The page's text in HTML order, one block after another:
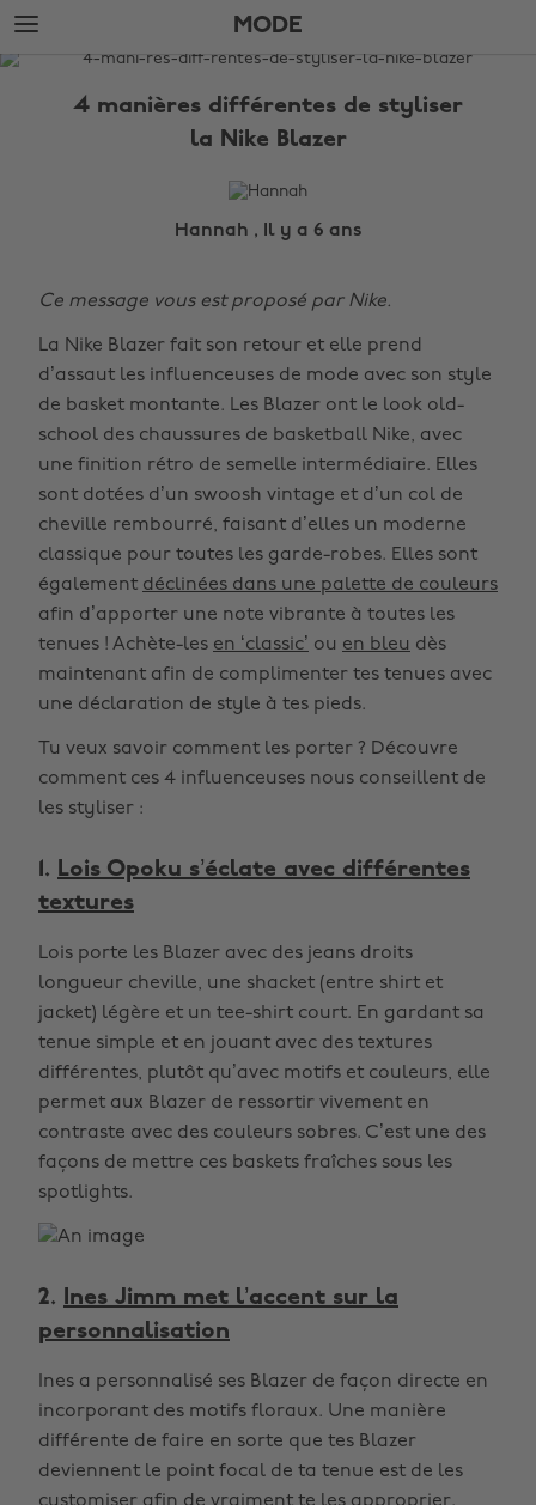
Accéder
directement
au
Accéder
directement
au
MODE
LE
4 manières différentes de styliser
la Nike Blazer
Hannah , Il y a 6 ans
Ce message vous est proposé par Nike.
La Nike Blazer fait son retour et elle prend
d’assaut les influenceuses de mode avec son style
de basket montante. Les Blazer ont le look old-
school des chaussures de basketball Nike, avec
une finition rétro de semelle intermédiaire. Elles
sont dotées d’un swoosh vintage et d’un col de
cheville rembourré, faisant d’elles un moderne
classique pour toutes les garde-robes. Elles sont
également déclinées dans une palette de couleurs
afin d’apporter une note vibrante à toutes les
tenues ! Achète-les en ‘classic’ ou en bleu dès
maintenant afin de complimenter tes tenues avec
une déclaration de style à tes pieds.
Tu veux savoir comment les porter ? Découvre
comment ces 4 influenceuses nous conseillent de
les styliser :
1. Lois Opoku s’éclate avec différentes
textures
Lois porte les Blazer avec des jeans droits
longueur cheville, une shacket (entre shirt et
jacket) légère et un tee-shirt court. En gardant sa
tenue simple et en jouant avec des textures
différentes, plutôt qu’avec motifs et couleurs, elle
permet aux Blazer de ressortir vivement en
contraste avec des couleurs sobres. C’est une des
façons de mettre ces baskets fraîches sous les
spotlights.
2. Ines Jimm met l’accent sur la
personnalisation
Ines a personnalisé ses Blazer de façon directe en
incorporant des motifs floraux. Une manière
différente de faire en sorte que tes Blazer
deviennent le point focal de ta tenue est de les